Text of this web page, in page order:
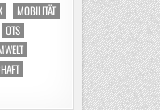
MOBILITÄT
OTS